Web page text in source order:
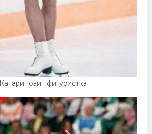
Катариновит фигуристка